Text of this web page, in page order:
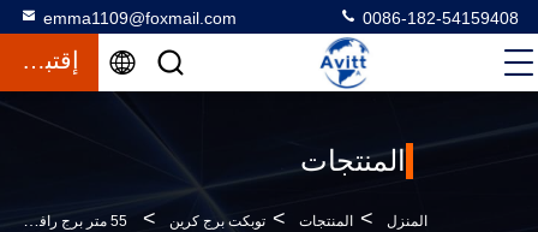
emma1109@foxmail.com 0086-182-54159408
إقتباس
المنتجات
المنزل > المنتجات > توبكت برج كرين > 55 متر برج رافعة 45 متر ارتفاع قائمة حرة برج رافعة